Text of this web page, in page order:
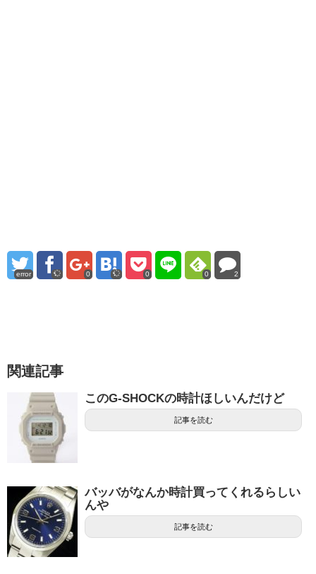
error 0 0 0 2
関連記事
このG-SHOCKの時計ほしいんだけど
記事を読む
バッバがなんか時計買ってくれるらしい
んや
記事を読む